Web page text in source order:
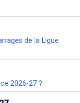
de la Ligue
2026-27 ?